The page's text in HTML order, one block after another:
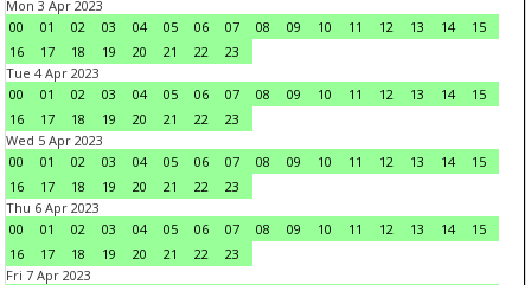
Mon 3 Apr 2023
00
01 02 03 04 05 06 07 08 09 10 11 12 13 14
15
16
17 18 19 20 21 22
23
Tue 4 Apr 2023
00
01 02 03 04 05 06 07 08 09 10 11 12 13 14
15
16
17 18 19 20 21 22
23
Wed 5 Apr 2023
00
01 02 03 04 05 06 07 08 09 10 11 12 13 14
15
16
17 18 19 20 21 22
23
Thu 6 Apr 2023
00
01 02 03 04 05 06 07 08 09 10 11 12 13 14
15
16
17 18 19 20 21 22
23
Fri 7 Apr 2023